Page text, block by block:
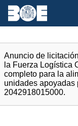
Anuncio de
la Fuerza Logística
completo para la
unidades apoyadas
2042918015000.